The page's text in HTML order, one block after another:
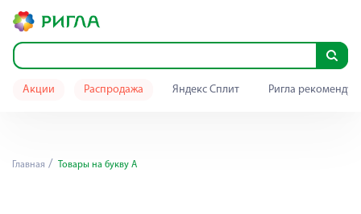
Акции Распродажа Яндекс Сплит Ригла
Главная Товары на букву A